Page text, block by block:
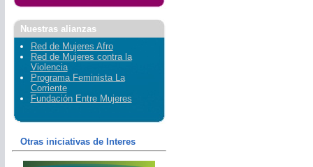
Nuestras alianzas
Red de Mujeres Afro
Red de Mujeres contra la
Violencia
Programa Feminista La
Corriente
Fundación Entre Mujeres
Otras iniciativas de Interes